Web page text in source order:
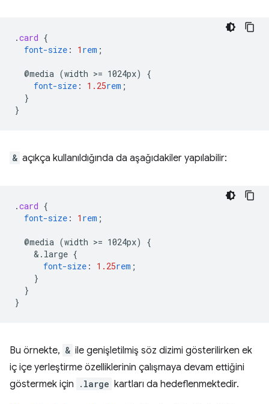
.card {
font-size : 1 rem ;
@media (width >= 1024px)
{
font-size : 1.25rem ;
}
}
& açıkça kullanıldığında da aşağıdakiler yapılabilir:
.card {
font-size : 1 rem ;
@media (width >= 1024px)
{
& .large {
font-size : 1.25rem ;
}
}
}
Bu örnekte, & ile genişletilmiş söz dizimi gösterilirken ek
iç içe yerleştirme özelliklerinin çalışmaya devam ettiğini
göstermek için
.large kartları da hedeflenmektedir.